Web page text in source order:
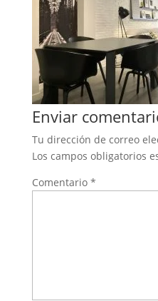
Enviar
Tu dirección de correo
Los campos obligatorios
Comentario *